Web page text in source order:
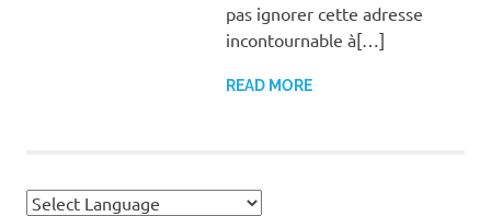
pas ignorer cette adresse
incontournable à[…]
READ MORE